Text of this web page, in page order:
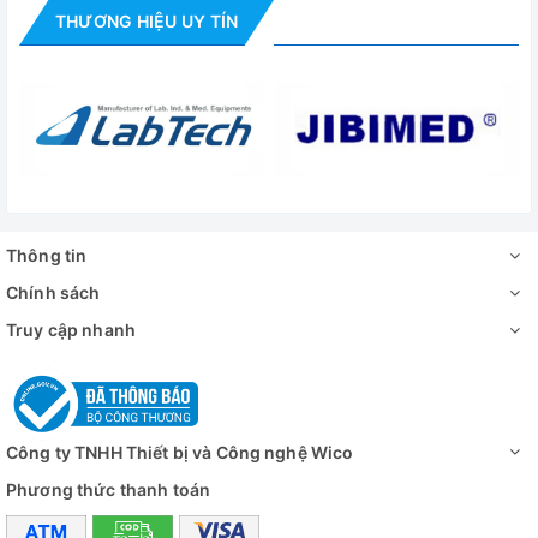
8 phút lên 37 độ C
Bộ điều khiển Bộ điều khiển Smart-LabTM
Thời gian 99 giờ 59 phút (cài trễ/ chạy liên tục)
Công suất gia nhiệt
Thông gió
Đối lưu Loại đối lưu tự nhiên
Tính năng an toàn
Buồng tủ Thép không gỉ
THƯƠNG HIỆU UY TÍN
Thông tin
Chính sách
Truy cập nhanh
Công ty TNHH Thiết bị và Công nghệ Wico
Phương thức thanh toán